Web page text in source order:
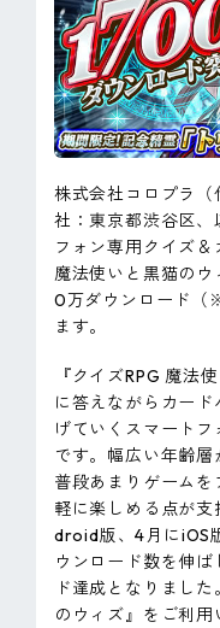
ピンマーク
EN
株式会社コロプラ
社：東京都渋谷区、
フォン専用クイズ＆
魔法使いと黒猫の
0万ダウンロード（
ます。
『クイズRPG 魔法
に答えながらカー
げていくスマート
です。幅広い年齢層
普段あまりゲーム
軽に楽しめる点が
droid版、4月にiOS
ウンロード数を伸
ド達成となりまし
のウィズ』をご利